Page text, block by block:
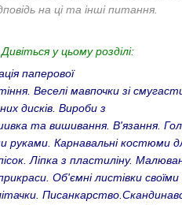
на ці та інші питання.
Дивіться у цьому розділі:
паперової
. Веселі мавпочки зі
дисків. Вироби з
та вишивання. В'язання.
руками. Карнавальні костюми
.Ліпка з пластиліну.
. Об'ємні листівки своїми
Писанкарство.